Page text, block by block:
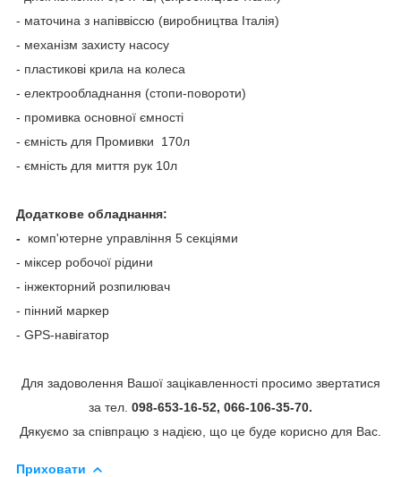
- маточина з напіввіссю (виробництва Італія)
- механізм захисту насосу
- пластикові крила на колеса
- електрообладнання (стопи-повороти)
- промивка основної ємності
- ємність для Промивки 170л
- ємність для миття рук 10л
Додаткове обладнання:
-
комп'ютерне управління 5 секціями
- міксер робочої рідини
- інжекторний розпилювач
- пінний маркер
- GPS-навігатор
Для задоволення Вашої зацікавленності просимо звертатися
за тел. 098-653-16-52, 066-106-35-70.
Дякуємо за співпрацю з надією, що це буде корисно для Вас.
Приховати